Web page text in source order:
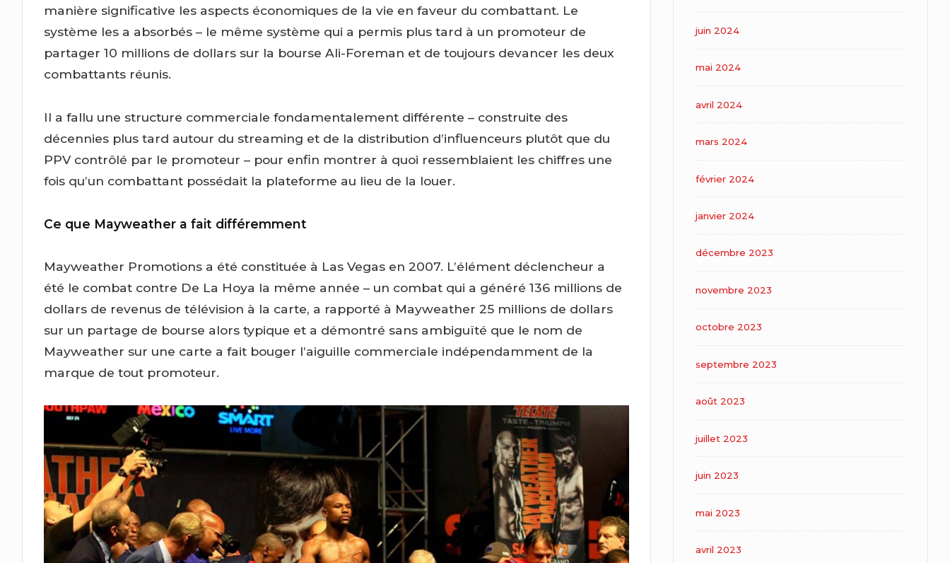
manière significative les aspects économiques de la vie en faveur du combattant. Le
système les a absorbés – le même système qui a permis plus tard à un promoteur de
partager 10 millions de dollars sur la bourse Ali-Foreman et de toujours devancer les deux
combattants réunis.
Il a fallu une structure commerciale fondamentalement différente – construite des
décennies plus tard autour du streaming et de la distribution d’influenceurs plutôt que du
PPV contrôlé par le promoteur – pour enfin montrer à quoi ressemblaient les chiffres une
fois qu’un combattant possédait la plateforme au lieu de la louer.
Ce que Mayweather a fait différemment
Mayweather Promotions a été constituée à Las Vegas en 2007. L’élément déclencheur a
été le combat contre De La Hoya la même année – un combat qui a généré 136 millions de
dollars de revenus de télévision à la carte, a rapporté à Mayweather 25 millions de dollars
sur un partage de bourse alors typique et a démontré sans ambiguïté que le nom de
Mayweather sur une carte a fait bouger l’aiguille commerciale indépendamment de la
marque de tout promoteur.
juin 2024
mai 2024
avril 2024
mars 2024
février 2024
janvier 2024
décembre 2023
novembre 2023
octobre 2023
septembre 2023
août 2023
juillet 2023
juin 2023
mai 2023
avril 2023